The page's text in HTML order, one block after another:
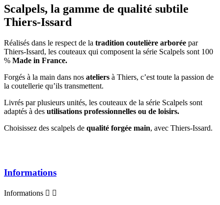
Scalpels, la gamme de qualité subtile
Thiers-Issard
Réalisés dans le respect de la tradition coutelière arborée par
Thiers-Issard, les couteaux qui composent la série Scalpels sont 100
% Made in France.
Forgés à la main dans nos ateliers à Thiers, c’est toute la passion de
la coutellerie qu’ils transmettent.
Livrés par plusieurs unités, les couteaux de la série Scalpels sont
adaptés à des utilisations professionnelles ou de loisirs.
Choisissez des scalpels de qualité forgée main, avec Thiers-Issard.
Informations
Informations  